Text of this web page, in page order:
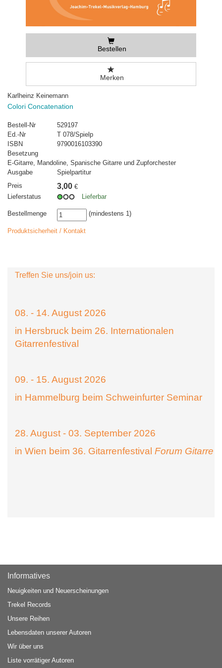
Bestellen
Merken
Karlheinz Keinemann
Colori Concatenation
Bestell-Nr
529197
Ed.-Nr
T 078/Spielp
ISBN
9790016103390
Besetzung
E-Gitarre, Mandoline, Spanische Gitarre und Zupforchester
Ausgabe
Spielpartitur
Preis
3,00 €
Lieferstatus
Lieferbar
Bestellmenge (mindestens 1)
Produktsicherheit / Kontakt
Treffen Sie uns/join us:
08. - 14. August 2026
in Hersbruck beim 26. Internationalen
Gitarrenfestival
09. - 15. August 2026
in Hammelburg beim Schweinfurter Seminar
28. August - 03. September 2026
in Wien beim 36. Gitarrenfestival Forum Gitarre
Informatives
Neuigkeiten und Neuerscheinungen
Trekel Records
Unsere Reihen
Lebensdaten unserer Autoren
Wir über uns
Liste vorrätiger Autoren